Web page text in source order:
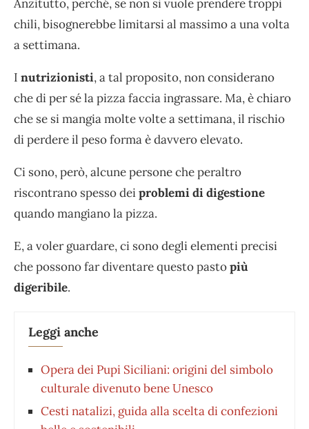
Anzitutto, perché, se non si vuole prendere troppi
chili, bisognerebbe limitarsi al massimo a una volta
a settimana.
I nutrizionisti, a tal proposito, non considerano
che di per sé la pizza faccia ingrassare. Ma, è chiaro
che se si mangia molte volte a settimana, il rischio
di perdere il peso forma è davvero elevato.
Ci sono, però, alcune persone che peraltro
riscontrano spesso deiproblemi di digestione
quando mangiano la pizza.
E, a voler guardare, ci sono degli elementi precisi
che possono far diventare questo pastopiù
digeribile.
Leggi anche
Opera dei Pupi Siciliani: origini del simbolo
culturale divenuto bene Unesco
Cesti natalizi, guida alla scelta di confezioni